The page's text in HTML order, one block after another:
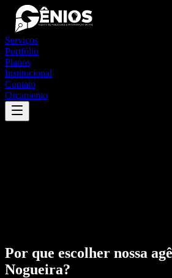
Serviços
Portfólio
Planos
Institucional
Contato
Orçamento
Por que escolher nossa
Nogueira?